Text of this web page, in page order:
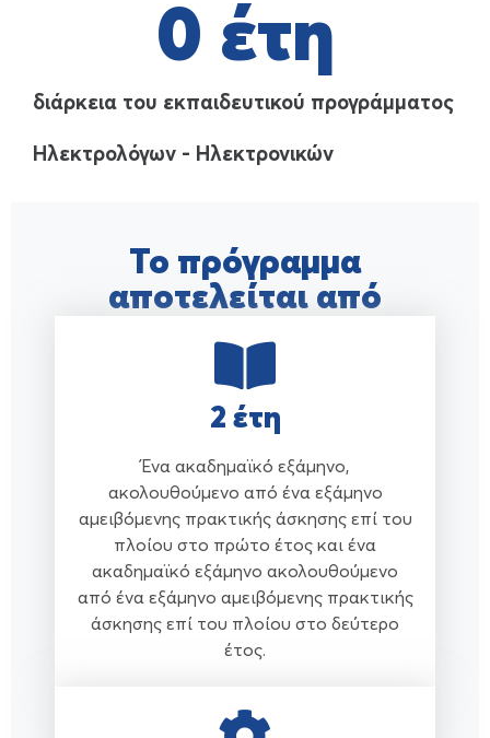
διάρκεια του εκπαιδευτικού προγράμματος
Ηλεκτρολόγων - Ηλεκτρονικών
0 έτη
Το πρόγραμμα
αποτελείται από
2 έτη
Ένα ακαδημαϊκό εξάμηνο,
ακολουθούμενο από ένα εξάμηνο
αμειβόμενης πρακτικής άσκησης επί του
πλοίου στο πρώτο έτος και ένα
ακαδημαϊκό εξάμηνο ακολουθούμενο
από ένα εξάμηνο αμειβόμενης πρακτικής
άσκησης επί του πλοίου στο δεύτερο
έτος.